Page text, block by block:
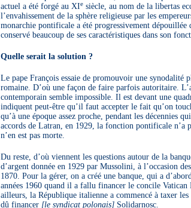
actuel a été forgé au XIesiècle, au nom de la libertas
l’envahissement de la sphère religieuse par les
monarchie pontificale a été progressivement dépouillée
conservé beaucoup de ses caractéristiques dans son
Quelle serait la solution ?
Le pape François essaie de promouvoir une
romaine. D’où une façon de faire parfois autoritaire.
contemporain semble impossible. Il est devant une
indiquent peut-être qu’il faut accepter le fait qu’on
qu’à une époque assez proche, pendant les décennies
accords de Latran, en 1929, la fonction pontificale n’a
n’en est pas morte.
Du reste, d’où viennent les questions autour de la
d’argent donnée en 1929 par Mussolini, à l’occasion
1870. Pour la gérer, on a créé une banque, qui a
années 1960 quand il a fallu financer le concile
ailleurs, la République italienne a commencé à taxer
dû financer [le syndicat polonais]Solidarnosc.